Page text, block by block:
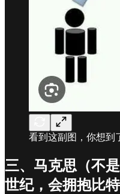
看到这副图，你想到
三、马克思（不
世纪，会拥抱比